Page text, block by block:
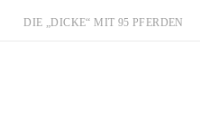
DIE „DICKE“ MIT 95 PFERDEN